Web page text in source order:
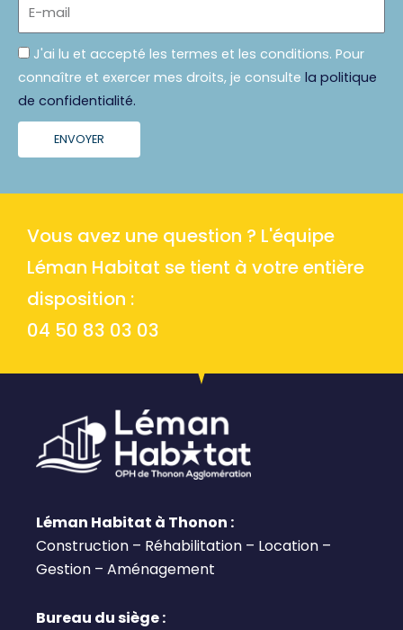
Politique
J'ai lu et accepté les termes et les conditions. Pour
connaître et exercer mes droits, je consulte la politique
de confidentialité.
ENVOYER
Vous avez une question ? L'équipe
Léman Habitat se tient à votre entière
disposition :
04 50 83 03 03
Léman Habitat à Thonon :
Construction – Réhabilitation – Location –
Gestion – Aménagement
Bureau du siège :